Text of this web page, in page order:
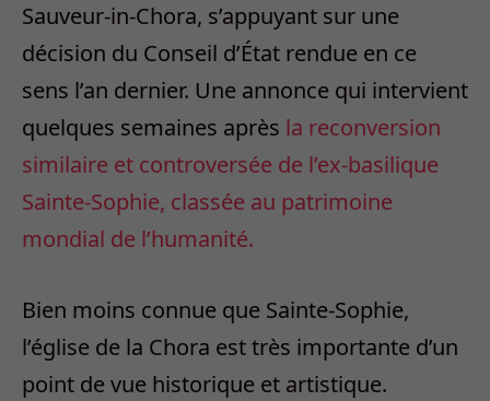
Sauveur-in-Chora, s’appuyant sur une
décision du Conseil d’État rendue en ce
sens l’an dernier. Une annonce qui intervient
quelques semaines après la reconversion
similaire et controversée de l’ex-basilique
Sainte-Sophie, classée au patrimoine
mondial de l’humanité.
Bien moins connue que Sainte-Sophie,
l’église de la Chora est très importante d’un
point de vue historique et artistique.